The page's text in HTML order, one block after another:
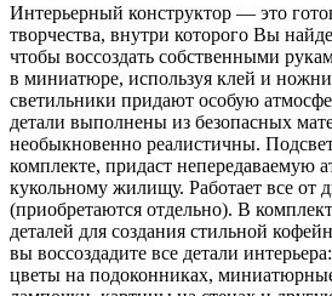
Интерьерный конструктор — это
творчества, внутри которого Вы
чтобы воссоздать собственными
в миниатюре, используя клей и
светильники придают особую
детали выполнены из безопасных
необыкновенно реалистичны.
комплекте, придаст непередаваемую
кукольному жилищу. Работает все от
(приобретаются отдельно). В
деталей для создания стильной
вы воссоздадите все детали
цветы на подоконниках,